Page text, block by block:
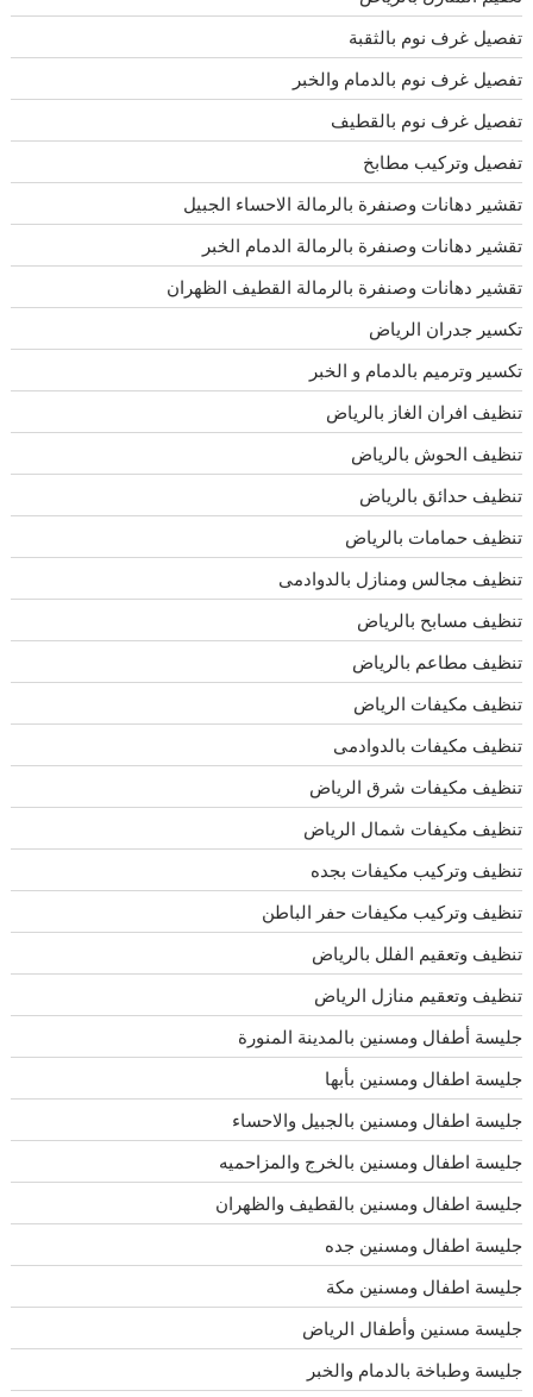
تفصيل غرف نوم بالثقبة
تفصيل غرف نوم بالدمام والخبر
تفصيل غرف نوم بالقطيف
تفصيل وتركيب مطابخ
تقشير دهانات وصنفرة بالرمالة الاحساء الجبيل
تقشير دهانات وصنفرة بالرمالة الدمام الخبر
تقشير دهانات وصنفرة بالرمالة القطيف الظهران
تكسير جدران الرياض
تكسير وترميم بالدمام و الخبر
تنظيف افران الغاز بالرياض
تنظيف الحوش بالرياض
تنظيف حدائق بالرياض
تنظيف حمامات بالرياض
تنظيف مجالس ومنازل بالدوادمى
تنظيف مسابح بالرياض
تنظيف مطاعم بالرياض
تنظيف مكيفات الرياض
تنظيف مكيفات بالدوادمى
تنظيف مكيفات شرق الرياض
تنظيف مكيفات شمال الرياض
تنظيف وتركيب مكيفات بجده
تنظيف وتركيب مكيفات حفر الباطن
تنظيف وتعقيم الفلل بالرياض
تنظيف وتعقيم منازل الرياض
جليسة أطفال ومسنين بالمدينة المنورة
جليسة اطفال ومسنين بأبها
جليسة اطفال ومسنين بالجبيل والاحساء
جليسة اطفال ومسنين بالخرج والمزاحميه
جليسة اطفال ومسنين بالقطيف والظهران
جليسة اطفال ومسنين جده
جليسة اطفال ومسنين مكة
جليسة مسنين وأطفال الرياض
جليسة وطباخة بالدمام والخبر